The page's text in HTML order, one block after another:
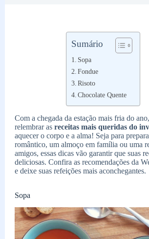
Sumário
Sopa
Fondue
Risoto
Chocolate Quente
Com a chegada da estação mais fria do
relembrar as receitas mais queridas do
aquecer o corpo e a alma! Seja para
romântico, um almoço em família ou uma
amigos, essas dicas vão garantir que suas
deliciosas. Confira as recomendações da
e deixe suas refeições mais aconchegantes.
Sopa